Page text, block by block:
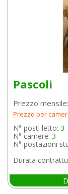
Pascoli
Prezzo mensile:
Prezzo per
N° posti letto: 3
N° camere: 3
N° postazioni
Durata